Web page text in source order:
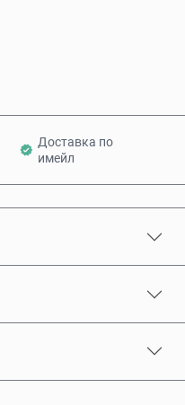
Доставка по
имейл